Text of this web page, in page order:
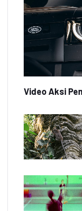
Video Aksi